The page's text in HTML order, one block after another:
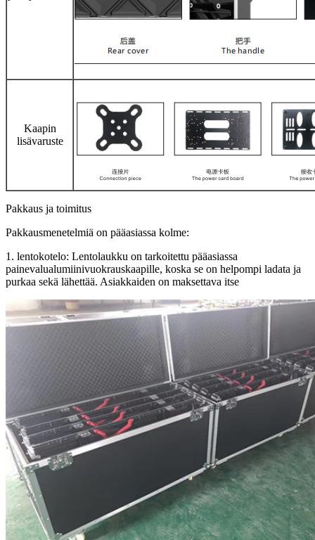
Kaapin
lisävaruste
Pakkaus ja toimitus
Pakkausmenetelmiä on pääasiassa kolme:
1. lentokotelo: Lentolaukku on tarkoitettu pääasiassa
painevalualumiinivuokrauskaapille, koska se on helpompi ladata ja
purkaa sekä lähettää. Asiakkaiden on maksettava itse